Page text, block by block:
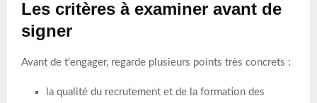
Les critères à examiner avant de
signer
Avant de t’engager, regarde plusieurs points très concrets :
la qualité du recrutement et de la formation des